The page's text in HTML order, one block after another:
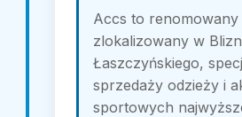
Accs to renomowany
zlokalizowany w
Łaszczyńskiego,
sprzedaży odzieży i
sportowych